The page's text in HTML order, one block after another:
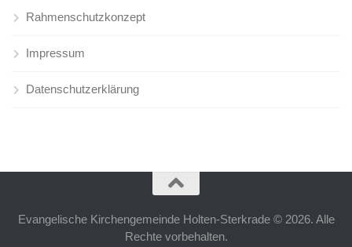
Rahmenschutzkonzept
Impressum
Datenschutzerklärung
Evangelische Kirchengemeinde Holten-Sterkrade © 2026. Alle
Rechte vorbehalten.